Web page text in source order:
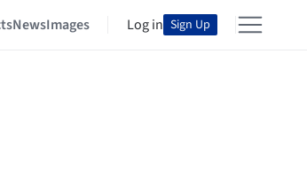
NewsImages Log in Sign Up